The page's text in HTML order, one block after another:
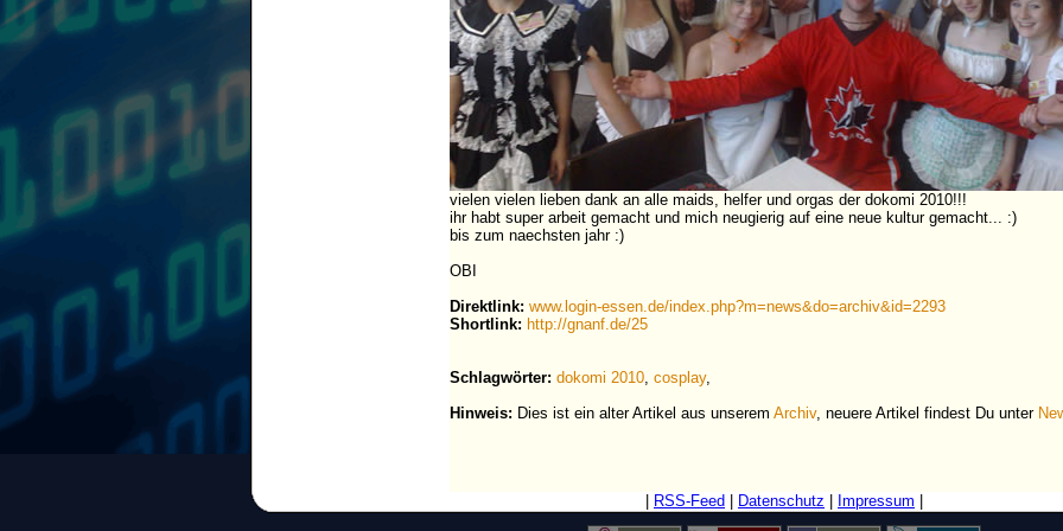
vielen vielen lieben dank an alle maids, helfer und orgas der dokomi 2010!!!
ihr habt super arbeit gemacht und mich neugierig auf eine neue kultur gemacht... :)
bis zum naechsten jahr :)
OBI
Direktlink: www.login-essen.de/index.php?m=news&do=archiv&id=2293
Shortlink: http://gnanf.de/25
Schlagwörter: dokomi 2010, cosplay,
Hinweis: Dies ist ein alter Artikel aus unserem Archiv, neuere Artikel findest Du unter
RSS-Feed Datenschutz Impressum